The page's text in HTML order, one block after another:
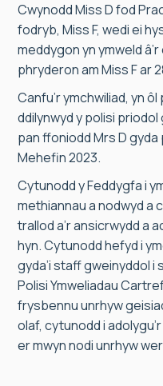
Cwynodd Miss D fod
fodryb, Miss F, wedi ei
meddygon yn ymweld
phryderon am Miss F ar
Canfu’r ymchwiliad, yn
ddilynwyd y polisi
pan ffoniodd Mrs D gyda
Mehefin 2023.
Cytunodd y Feddygfa i
methiannau a nodwyd a
trallod a’r ansicrwydd a
hyn. Cytunodd hefyd i
gyda’i staff gweinyddol i
Polisi Ymweliadau
frysbennu unrhyw
olaf, cytunodd i
er mwyn nodi unrhyw